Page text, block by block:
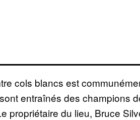
cols blancs est
entraînés des champions
propriétaire du lieu, Bruce